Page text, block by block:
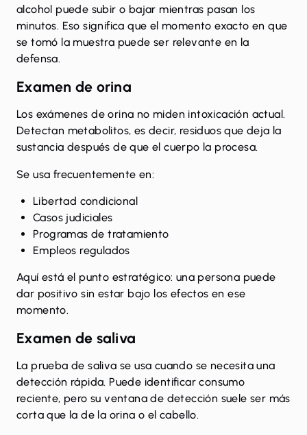
alcohol puede subir o bajar mientras pasan los
minutos. Eso significa que el momento exacto en que
se tomó la muestra puede ser relevante en la
defensa.
Examen de orina
Los exámenes de orina no miden intoxicación actual.
Detectan metabolitos, es decir, residuos que deja la
sustancia después de que el cuerpo la procesa.
Se usa frecuentemente en:
Libertad condicional
Casos judiciales
Programas de tratamiento
Empleos regulados
Aquí está el punto estratégico: una persona puede
dar positivo sin estar bajo los efectos en ese
momento.
Examen de saliva
La prueba de saliva se usa cuando se necesita una
detección rápida. Puede identificar consumo
reciente, pero su ventana de detección suele ser más
corta que la de la orina o el cabello.